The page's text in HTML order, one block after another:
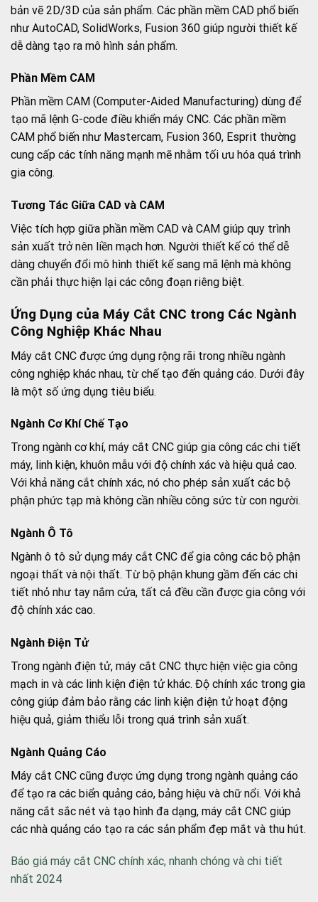
bản vẽ 2D/3D của sản phẩm. Các phần mềm CAD phổ biến
như AutoCAD, SolidWorks, Fusion 360 giúp người thiết kế
dễ dàng tạo ra mô hình sản phẩm.
Phần Mềm CAM
Phần mềm CAM (Computer-Aided Manufacturing) dùng để
tạo mã lệnh G-code điều khiển máy CNC. Các phần mềm
CAM phổ biến như Mastercam, Fusion 360, Esprit thường
cung cấp các tính năng mạnh mẽ nhằm tối ưu hóa quá trình
gia công.
Tương Tác Giữa CAD và CAM
Việc tích hợp giữa phần mềm CAD và CAM giúp quy trình
sản xuất trở nên liền mạch hơn. Người thiết kế có thể dễ
dàng chuyển đổi mô hình thiết kế sang mã lệnh mà không
cần phải thực hiện lại các công đoạn riêng biệt.
Ứng Dụng của Máy Cắt CNC trong Các Ngành
Công Nghiệp Khác Nhau
Máy cắt CNC được ứng dụng rộng rãi trong nhiều ngành
công nghiệp khác nhau, từ chế tạo đến quảng cáo. Dưới đây
là một số ứng dụng tiêu biểu.
Ngành Cơ Khí Chế Tạo
Trong ngành cơ khí, máy cắt CNC giúp gia công các chi tiết
máy, linh kiện, khuôn mẫu với độ chính xác và hiệu quả cao.
Với khả năng cắt chính xác, nó cho phép sản xuất các bộ
phận phức tạp mà không cần nhiều công sức từ con người.
Ngành Ô Tô
Ngành ô tô sử dụng máy cắt CNC để gia công các bộ phận
ngoại thất và nội thất. Từ bộ phận khung gầm đến các chi
tiết nhỏ như tay nắm cửa, tất cả đều cần được gia công với
độ chính xác cao.
Ngành Điện Tử
Trong ngành điện tử, máy cắt CNC thực hiện việc gia công
mạch in và các linh kiện điện tử khác. Độ chính xác trong gia
công giúp đảm bảo rằng các linh kiện điện tử hoạt động
hiệu quả, giảm thiểu lỗi trong quá trình sản xuất.
Ngành Quảng Cáo
Máy cắt CNC cũng được ứng dụng trong ngành quảng cáo
để tạo ra các biển quảng cáo, bảng hiệu và chữ nổi. Với khả
năng cắt sắc nét và tạo hình đa dạng, máy cắt CNC giúp
các nhà quảng cáo tạo ra các sản phẩm đẹp mắt và thu hút.
Báo giá máy cắt CNC chính xác, nhanh chóng và chi tiết
nhất 2024